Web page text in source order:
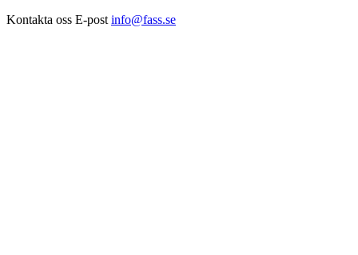
Kontakta oss E-post info@fass.se